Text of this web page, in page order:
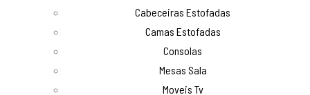
Cabeceiras Estofadas
Camas Estofadas
Consolas
Mesas Sala
Moveis Tv